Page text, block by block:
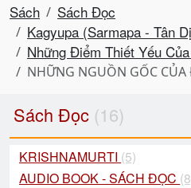
Sách
Sách Đọc
Kagyupa (Sarmapa - Tân
Những Điểm Thiết Yếu
NHỮNG NGUỒN GỐC
Sách Đọc (16)
KRISHNAMURTI (5)
AUDIO BOOK - SÁCH ĐỌC